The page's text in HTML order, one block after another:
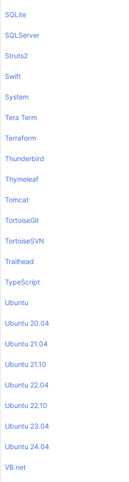
SQLite
SQLServer
Struts2
Swift
System
Tera Term
Terraform
Thunderbird
Thymeleaf
Tomcat
TortoiseGit
TortoiseSVN
Trailhead
TypeScript
Ubuntu
Ubuntu 20.04
Ubuntu 21.04
Ubuntu 21.10
Ubuntu 22.04
Ubuntu 22.10
Ubuntu 23.04
Ubuntu 24.04
VB.net